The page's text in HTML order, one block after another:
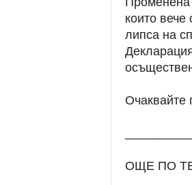
които
липса на
Очаквайте
ОЩЕ ПО